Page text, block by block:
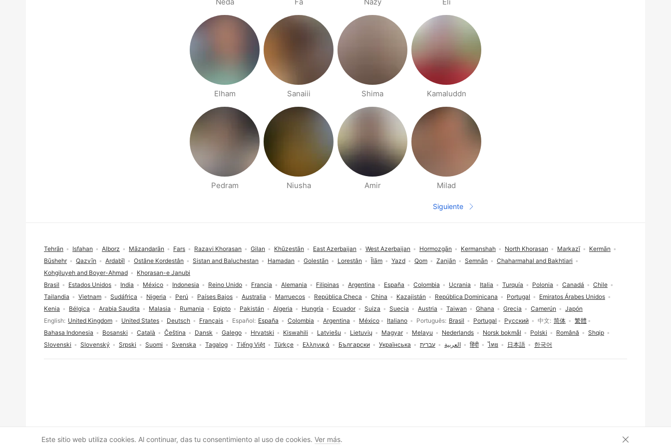
Elham Sanaiii Shima Kamaluddn
Pedram Niusha Amir Milad
Página siguiente
Siguiente
Regístrate
Selección de idioma
English United Kingdom United States Deutsch Français Español España Colombia Argentina México Italiano Português Brasil Portugal Русский 中文 简体
繁體
Bahasa Indonesia
Bosanski Català Čeština Dansk Galego Hrvatski Kiswahili Latviešu Lietuvių Magyar Melayu Nederlands Norsk bokmål Polski Română
Shqip
Slovenski
Slovenský Srpski Suomi Svenska Tagalog Tiếng Việt Türkçe Ελληνικά Български Українська עברית العربية हिंदी ไทย 日本語 한국어
Brasil Estados Unidos India México Indonesia Reino Unido Francia Alemania Filipinas Argentina España Colombia Ucrania Italia Turquía Polonia Canadá
Chile
Tailandia
Vietnam Sudáfrica Nigeria Perú Países Bajos Australia Marruecos República Checa China Kazajistán República Dominicana Portugal
Emiratos Árabes Unidos
Kenia
Bélgica Arabia Saudita Malasia Rumania Egipto Pakistán Algeria Hungría Ecuador Suiza Suecia Austria Taiwan Ghana Grecia Camerún Japón
Tehrān Isfahan Alborz Māzandarān Fars Razavi Khorasan Gilan Khūzestān East Azerbaijan West Azerbaijan Hormozgān Kermanshah North Khorasan Markazī
Kermān
Būshehr
Qazvīn Ardabīl Ostâne Kordestân Sistan and Baluchestan Hamadan Golestān Lorestân Īlām Yazd Qom Zanjān Semnān
Chaharmahal and Bakhtiari
Kohgiluyeh and Boyer-Ahmad
Khorasan-e Janubi
Consentimiento de cookies
Este sitio web utiliza cookies. Al continuar, das tu consentimiento al uso de cookies. Ver más. Cerrar